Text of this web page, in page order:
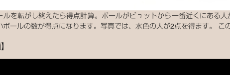
ルを転がし終えたら得点計算。ボールがビュットから一番近くにある
ボールの数が得点になります。写真では、水色の人が2点を得ます。 こ